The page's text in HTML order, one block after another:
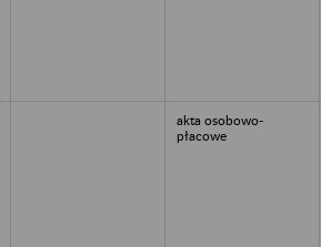
akta osobowo-
płacowe